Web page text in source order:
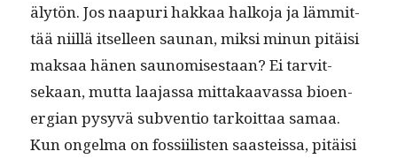
älytön. Jos naa­puri hakkaa halko­ja ja läm­mit­
tää niil­lä itselleen saunan, mik­si min­un pitäisi
mak­saa hänen saunomis­es­taan? Ei tarvit­
sekaan, mut­ta laa­jas­sa mit­takaavas­sa bioen­
er­gian pysyvä sub­ven­tio tarkoit­taa samaa.
Kun ongel­ma on fos­si­ilis­ten saasteis­sa, pitäisi